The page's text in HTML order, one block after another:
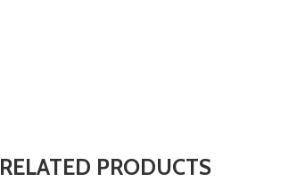
RELATED PRODUCTS